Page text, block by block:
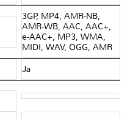
3GP, MP4, AMR-NB,
AMR-WB, AAC, AAC+,
e-AAC+, MP3, WMA,
MIDI, WAV, OGG, AMR
Ja